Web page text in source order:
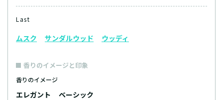
Last
ムスク サンダルウッド ウッディ
香りのイメージと印象
香りのイメージ
エレガント ベーシック